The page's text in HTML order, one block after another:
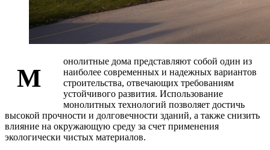
М
онолитные дома представляют собой один из
наиболее современных и надежных вариантов
строительства, отвечающих требованиям
устойчивого развития. Использование
монолитных технологий позволяет достичь
высокой прочности и долговечности зданий, а также снизить
влияние на окружающую среду за счет применения
экологически чистых материалов.